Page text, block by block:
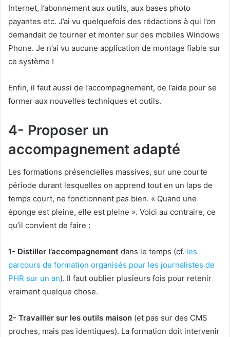
Internet, l’abonnement aux outils, aux bases photo
payantes etc. J’ai vu quelquefois des rédactions à qui l’on
demandait de tourner et monter sur des mobiles Windows
Phone. Je n’ai vu aucune application de montage fiable sur
ce système !
Enfin, il faut aussi de l’accompagnement, de l’aide pour se
former aux nouvelles techniques et outils.
4- Proposer un
accompagnement adapté
Les formations présencielles massives, sur une courte
période durant lesquelles on apprend tout en un laps de
temps court, ne fonctionnent pas bien. « Quand une
éponge est pleine, elle est pleine ». Voici au contraire, ce
qu’il convient de faire :
1- Distiller l’accompagnement dans le temps (cf. les
parcours de formation organisés pour les journalistes de
PHR sur un an). Il faut oublier plusieurs fois pour retenir
vraiment quelque chose.
2- Travailler sur les outils maison (et pas sur des CMS
proches, mais pas identiques). La formation doit intervenir